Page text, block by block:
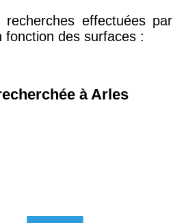
effectuées par
fonction des surfaces :
à Arles